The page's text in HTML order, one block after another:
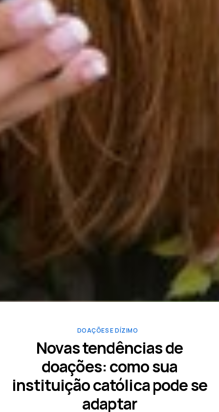
DOAÇÕES E DÍZIMO
Novas tendências de
doações: como sua
instituição católica pode se
adaptar